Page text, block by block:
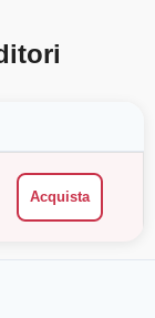
Acquista